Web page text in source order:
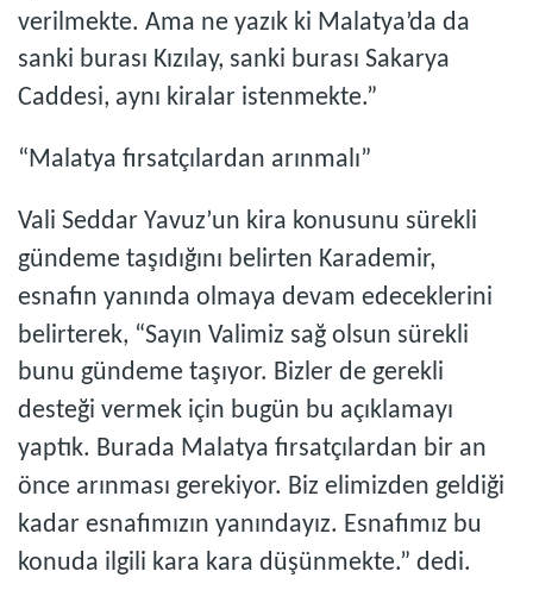
verilmekte. Ama ne yazık ki Malatya’da da
sanki burası Kızılay, sanki burası Sakarya
Caddesi, aynı kiralar istenmekte.”
“Malatya fırsatçılardan arınmalı”
Vali Seddar Yavuz’un kira konusunu sürekli
gündeme taşıdığını belirten Karademir,
esnafın yanında olmaya devam edeceklerini
belirterek, “Sayın Valimiz sağ olsun sürekli
bunu gündeme taşıyor. Bizler de gerekli
desteği vermek için bugün bu açıklamayı
yaptık. Burada Malatya fırsatçılardan bir an
önce arınması gerekiyor. Biz elimizden geldiği
kadar esnafımızın yanındayız. Esnafımız bu
konuda ilgili kara kara düşünmekte.” dedi.